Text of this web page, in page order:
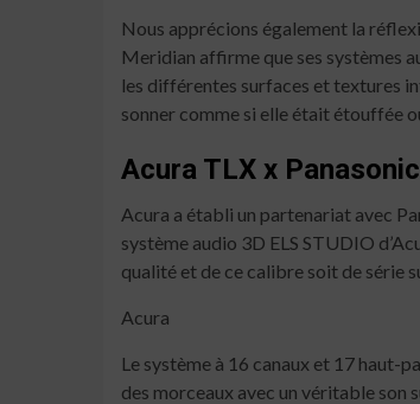
Nous apprécions également la
Meridian affirme que ses systèmes
les différentes surfaces et textures
sonner comme si elle était étouffée
Acura TLX x Panasonic
Acura a établi un partenariat avec
système audio 3D ELS STUDIO
qualité et de ce calibre soit de série
Acura
Le système à 16 canaux et 17 haut-
des morceaux avec un véritable son